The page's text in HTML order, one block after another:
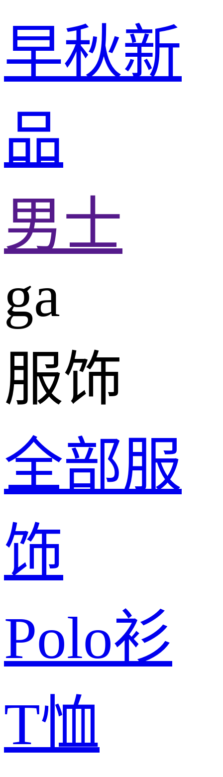
早秋新
品
男士
ga
服饰
全部服
饰
Polo衫
T恤